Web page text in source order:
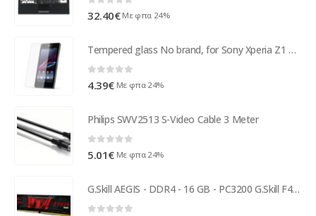
0 out of 5
32.40€ Με φπα 24%
Tempered glass No brand, for Sony Xperia Z1 mini, 0.4 mm, 0.3mm, Transparent - 52132
0out of 5
4.39€ Με φπα 24%
Philips SWV2513 S-Video Cable 3 Meter
0 out of 5
5.01€ Με φπα 24%
G.Skill AEGIS - DDR4 - 16 GB - PC3200 G.Skill F4-3200C16S-16GIS